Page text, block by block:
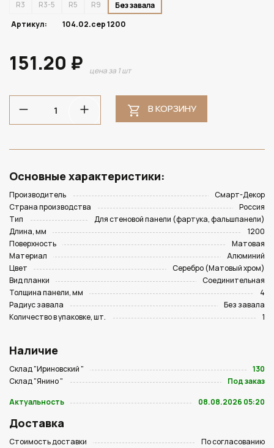
R3
R3-5 R5 R9
Без завала
Артикул:
104.02.сер 1200
151.20 ₽ цена за 1 шт
В КОРЗИНУ
Основные характеристики:
Производитель
Смарт-Декор
Страна производства
Россия
Тип
Для стеновой панели (фартука, фальшпанели)
Длина, мм
1200
Поверхность
Матовая
Материал
Алюминий
Цвет
Серебро (Матовый хром)
Вид планки
Соединительная
Толщина панели, мм
4
Радиус завала
Без завала
Количество в упаковке, шт.
1
Наличие
Склад "Ириновский "
130
Склад "Янино "
Под заказ
Актуальность
08.08.2026 05:20
Доставка
Стоимость доставки
По согласованию